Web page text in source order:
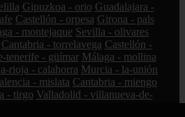
Gipuzkoa - orio Guadalajara -
Castellón - orpesa Girona - pals
- montejaque Sevilla - olivares
Cantabria - torrelavega Castellón -
tenerife - güímar Málaga - mollina
rioja - calahorra Murcia - la-unión
- mislata Cantabria - miengo
- tirgo Valladolid - villanueva-de-